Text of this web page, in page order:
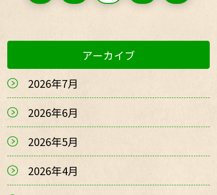
アーカイブ
2026年7月
2026年6月
2026年5月
2026年4月